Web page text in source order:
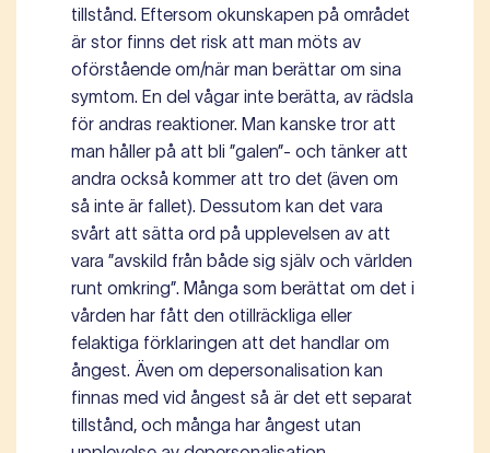
tillstånd. Eftersom okunskapen på området
är stor finns det risk att man möts av
oförstående om/när man berättar om sina
symtom. En del vågar inte berätta, av rädsla
för andras reaktioner. Man kanske tror att
man håller på att bli ”galen”- och tänker att
andra också kommer att tro det (även om
så inte är fallet). Dessutom kan det vara
svårt att sätta ord på upplevelsen av att
vara ”avskild från både sig själv och världen
runt omkring”. Många som berättat om det i
vården har fått den otillräckliga eller
felaktiga förklaringen att det handlar om
ångest. Även om depersonalisation kan
finnas med vid ångest så är det ett separat
tillstånd, och många har ångest utan